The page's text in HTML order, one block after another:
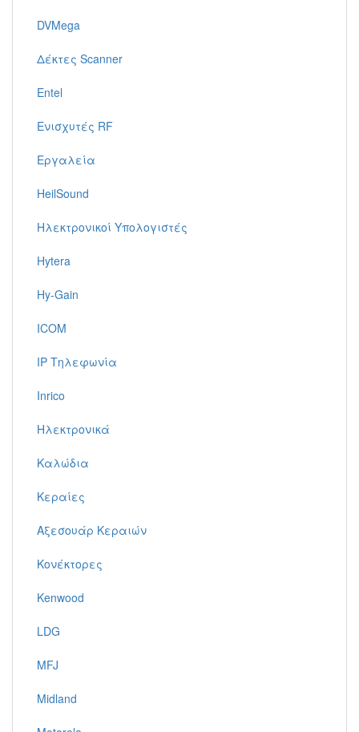
DVMega
Δέκτες Scanner
Entel
Ενισχυτές RF
Εργαλεία
HeilSound
Ηλεκτρονικοί Υπολογιστές
Hytera
Hy-Gain
ICOM
IP Τηλεφωνία
Inrico
Ηλεκτρονικά
Καλώδια
Κεραίες
Αξεσουάρ Κεραιών
Κονέκτορες
Kenwood
LDG
MFJ
Midland